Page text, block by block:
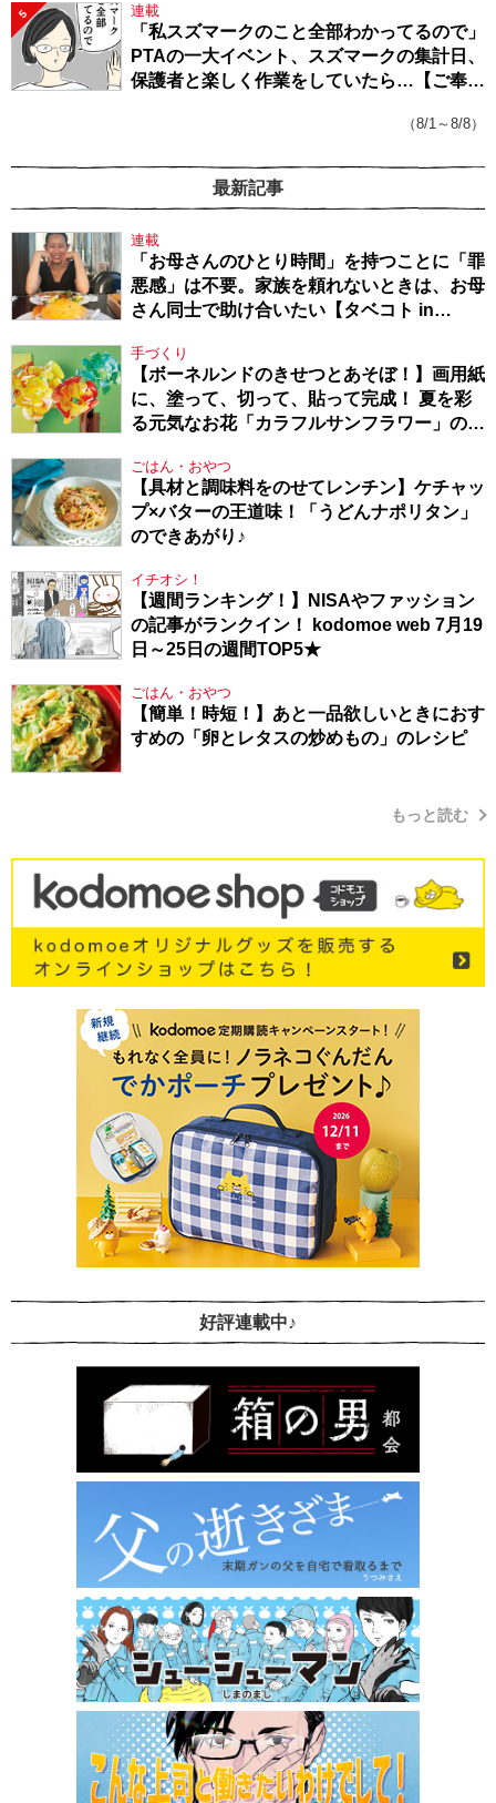
5 連載
「私スズマークのこと全部わかってるので」
PTAの一大イベント、スズマークの集計日、
保護者と楽しく作業をしていたら…【ご奉仕
（8/1～8/8）
最新記事
連載
「お母さんのひとり時間」を持つことに「罪
悪感」は不要。家族を頼れないときは、お母
さん同士で助け合いたい【タベコト in
手づくり
【ボーネルンドのきせつとあそぼ！】画用紙
に、塗って、切って、貼って完成！ 夏を彩
る元気なお花「カラフルサンフラワー」の作
ごはん・おやつ
【具材と調味料をのせてレンチン】ケチャッ
プ×バターの王道味！「うどんナポリタン」
のできあがり♪
イチオシ！
【週間ランキング！】NISAやファッション
の記事がランクイン！ kodomoe web 7月19
日～25日の週間TOP5★
ごはん・おやつ
【簡単！時短！】あと一品欲しいときにおす
すめの「卵とレタスの炒めもの」のレシピ
もっと読む
好評連載中♪